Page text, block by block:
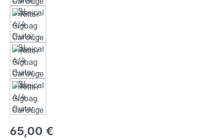
Regulärer Preis:
65,00 €